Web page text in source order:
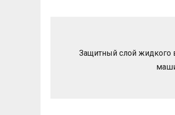
Защитный слой жидкого